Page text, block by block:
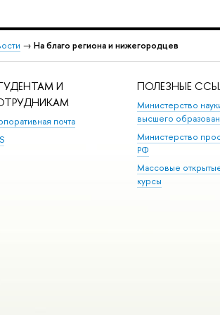
→ На благо региона и нижегородцев
И
почта
ПОЛЕЗНЫЕ
Министерство
высшего
Министерство
РФ
Массовые
курсы